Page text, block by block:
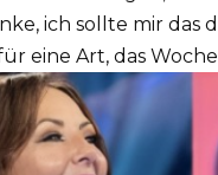
ich sollte mir das
eine Art, das